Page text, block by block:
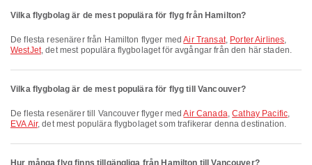
Vilka flygbolag är de mest populära för flyg från Hamilton?
De flesta resenärer från Hamilton flyger medAir Transat, Porter Airlines,
WestJet, det mest populära flygbolaget för avgångar från den här staden.
Vilka flygbolag är de mest populära för flyg till Vancouver?
De flesta resenärer till Vancouver flyger medAir Canada,Cathay Pacific,
EVA Air, det mest populära flygbolaget som trafikerar denna destination.
Hur många flyg finns tillgängliga från Hamilton till Vancouver?